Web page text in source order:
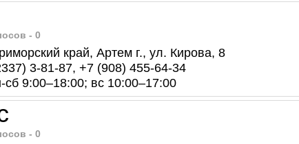
- 0
край, Артем г., ул. Кирова, 8
3-81-87, +7 (908) 455-64-34
сб 9:00–18:00; вс 10:00–17:00
- 0